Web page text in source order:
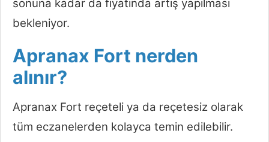
sonuna kadar da fiyatında artış yapılması
bekleniyor.
Apranax Fort nerden
alınır?
Apranax Fort reçeteli ya da reçetesiz olarak
tüm eczanelerden kolayca temin edilebilir.